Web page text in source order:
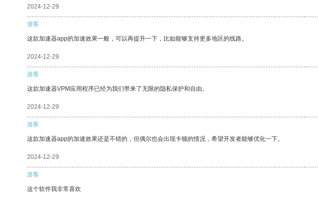
2024-12-29
游客
这款加速器app的加速效果一般，可以再提升一下，比如能够支持更多地区的线路。
2024-12-29
游客
这款加速器VPM应用程序已经为我们带来了无限的隐私保护和自由。
2024-12-29
游客
这款加速器app的加速效果还是不错的，但偶尔也会出现卡顿的情况，希望开发者能够优化一下。
2024-12-29
游客
这个软件我非常喜欢